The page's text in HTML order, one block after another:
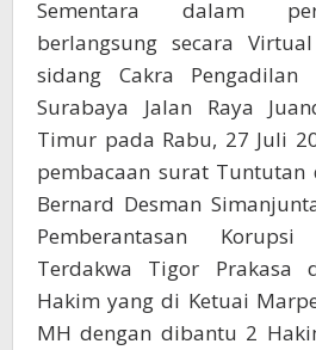
Sementara dalam
berlangsung secara
sidang Cakra
Surabaya Jalan Raya
Timur pada Rabu, 27 Juli
pembacaan surat Tuntutan
Bernard Desman
Pemberantasan
Terdakwa Tigor Prakasa
Hakim yang di Ketuai
MH dengan dibantu 2